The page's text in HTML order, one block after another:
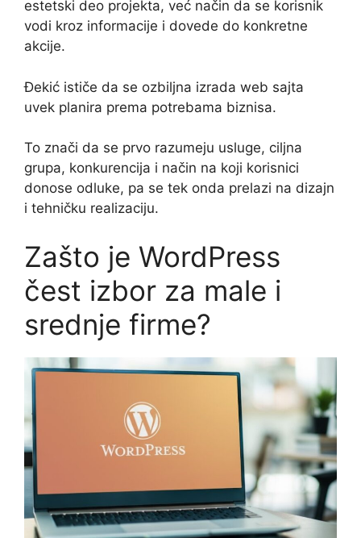
estetski deo projekta, već način da se korisnik
vodi kroz informacije i dovede do konkretne
akcije.
Đekić ističe da se ozbiljna izrada web sajta
uvek planira prema potrebama biznisa.
To znači da se prvo razumeju usluge, ciljna
grupa, konkurencija i način na koji korisnici
donose odluke, pa se tek onda prelazi na dizajn
i tehničku realizaciju.
Zašto je WordPress
čest izbor za male i
srednje firme?